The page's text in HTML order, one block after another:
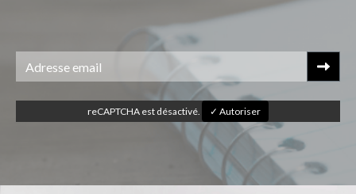
reCAPTCHA est désactivé. ✓ Autoriser